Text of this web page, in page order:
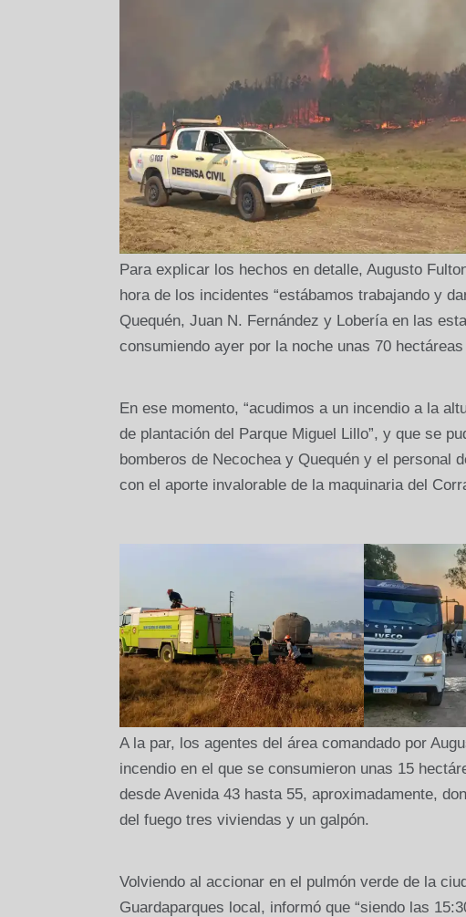
Para explicar los hechos en detalle, Augusto
hora de los incidentes “estábamos trabajando y
Quequén, Juan N. Fernández y Lobería en las
consumiendo ayer por la noche unas 70
En ese momento, “acudimos a un incendio a la
de plantación del Parque Miguel Lillo”, y que se
bomberos de Necochea y Quequén y el personal
con el aporte invalorable de la maquinaria del
A la par, los agentes del área comandado por
incendio en el que se consumieron unas 15
desde Avenida 43 hasta 55, aproximadamente,
del fuego tres viviendas y un galpón.
Volviendo al accionar en el pulmón verde de la
Guardaparques local, informó que “siendo las